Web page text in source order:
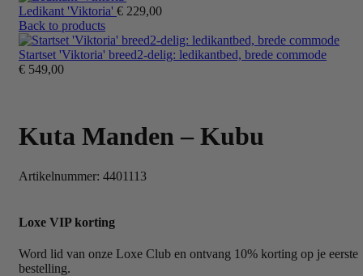
Ledikant 'Viktoria' € 229,00
Back to products
Startset 'Viktoria' breed2-delig: ledikantbed, brede commode
€ 549,00
Kuta Manden – Kubu
Artikelnummer: 4401113
Loxe VIP korting
Word lid van onze Loxe Club en ontvang 10% korting op je eerste
bestelling.